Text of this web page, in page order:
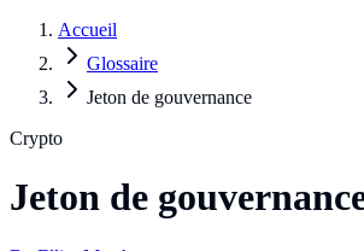
Accueil
Glossaire
Jeton de gouvernance
Crypto
Jeton de